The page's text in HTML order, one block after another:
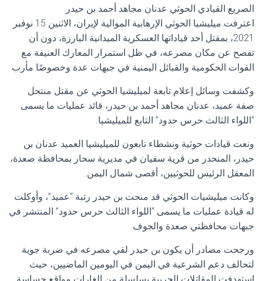
الصريع القيادي الحوثي عدنان مجاهد أحمد بن حيدر
اعترفت ميليشيا الحوثي الإرهابية الموالية لإيران، الاثنين 15 نوفبر
2021، بمقتل أحد قياداتها العسكرية الميدانية البارزة، دون أن
تفصح عن مكان مصرعه، في ظل استمرار المعارك العنيفة مع
القوات الحكومية والقبائل اليمنية في جبهات عدة وخصوصًا مأرب.
وكشفت وسائل إعلام تابعة لميليشيا الحوثي عن مقتل منتحل
صفة عميد، عدنان مجاهد أحمد بن حيدر، قائد عمليات ما يسمى
“اللواء الثالث حرس حدود” التابع للميليشيا.
ونعت قيادات حوثية ونشطاء تابعون للميليشيا العميد عدنان بن
حيدر، المنحدر من قرية سفيان في مديرية سحار بمحافظة صعدة،
المعقل الرئيس للحوثيين، أقصى شمال اليمن.
وكانت ميليشيات الحوثي قد منحت بن حيدر رتبة “عميد”، وأوكلت
له قيادة عمليات ما يسمى “اللواء الثالث حرس حدود” المنتشر في
جبهات محافظتي صعدة والجوف.
ورجحت مصادر أن يكون بن حيدر لقي مصرعه في ضربة جوية
لتحالف دعم الشرعية في اليمن في اليومين الماضيين، حيث